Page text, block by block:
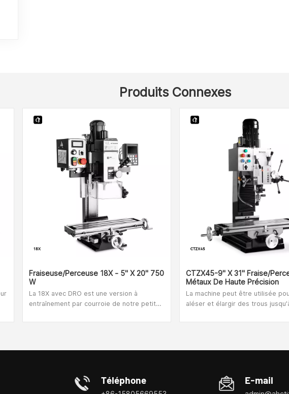
Produits Connexes
Fraiseuse/perceuse 18X - 5" X 20" 750
W
La 18X avec DRO est une version à
entraînement par courroie de notre petite
d'entraînement par courroie 18X offre un
précision et est très bien conçu.
CTZX45-9" X 31" Fraise/
Métaux De Haute Précision
La machine peut être utilisée
aléser et élargir des trous
jusqu'à M30 mm, fraiser des
de travail mesurant 800 x 240
système de refroidissement.La
Téléphone E-mail